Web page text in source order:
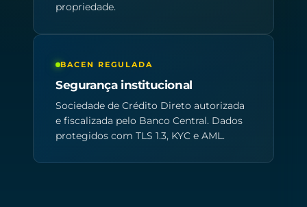
propriedade.
BACEN REGULADA
Segurança institucional
Sociedade de Crédito Direto autorizada
e fiscalizada pelo Banco Central. Dados
protegidos com TLS 1.3, KYC e AML.